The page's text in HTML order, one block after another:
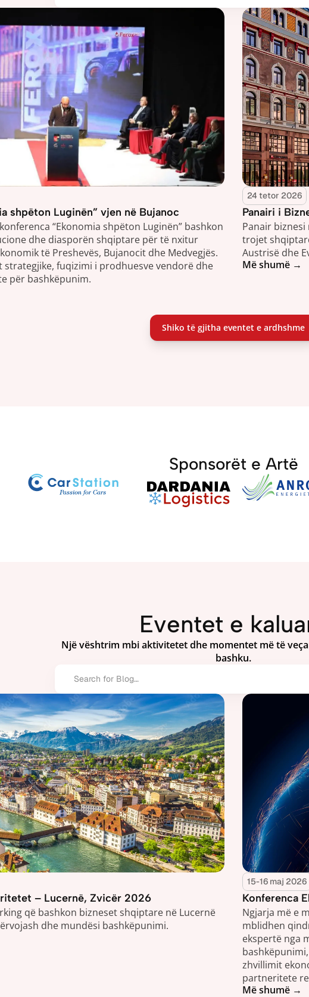
shpëton Luginën” vjen në Bujanoc
“Ekonomia shpëton Luginën” bashkon
dhe diasporën shqiptare për të nxitur
të Preshevës, Bujanocit dhe Medvegjës.
fuqizimi i prodhuesve vendorë dhe
për bashkëpunim.
24 tetor 2026
Panairi i
Panair
trojet
Austrisë dhe
Më shumë →
Shiko të gjitha eventet e ardhshme
Sponsorët e Artë
Eventet e
Një vështrim mbi aktivitetet dhe momentet më të
bashku.
Search for Blog…
– Lucernë, Zvicër 2026
që bashkon bizneset shqiptare në Lucernë
dhe mundësi bashkëpunimi.
15-16 maj 2026
Konferenca
Ngjarja më e
mblidhen
ekspertë nga
zhvillimit
partneritete
Më shumë →